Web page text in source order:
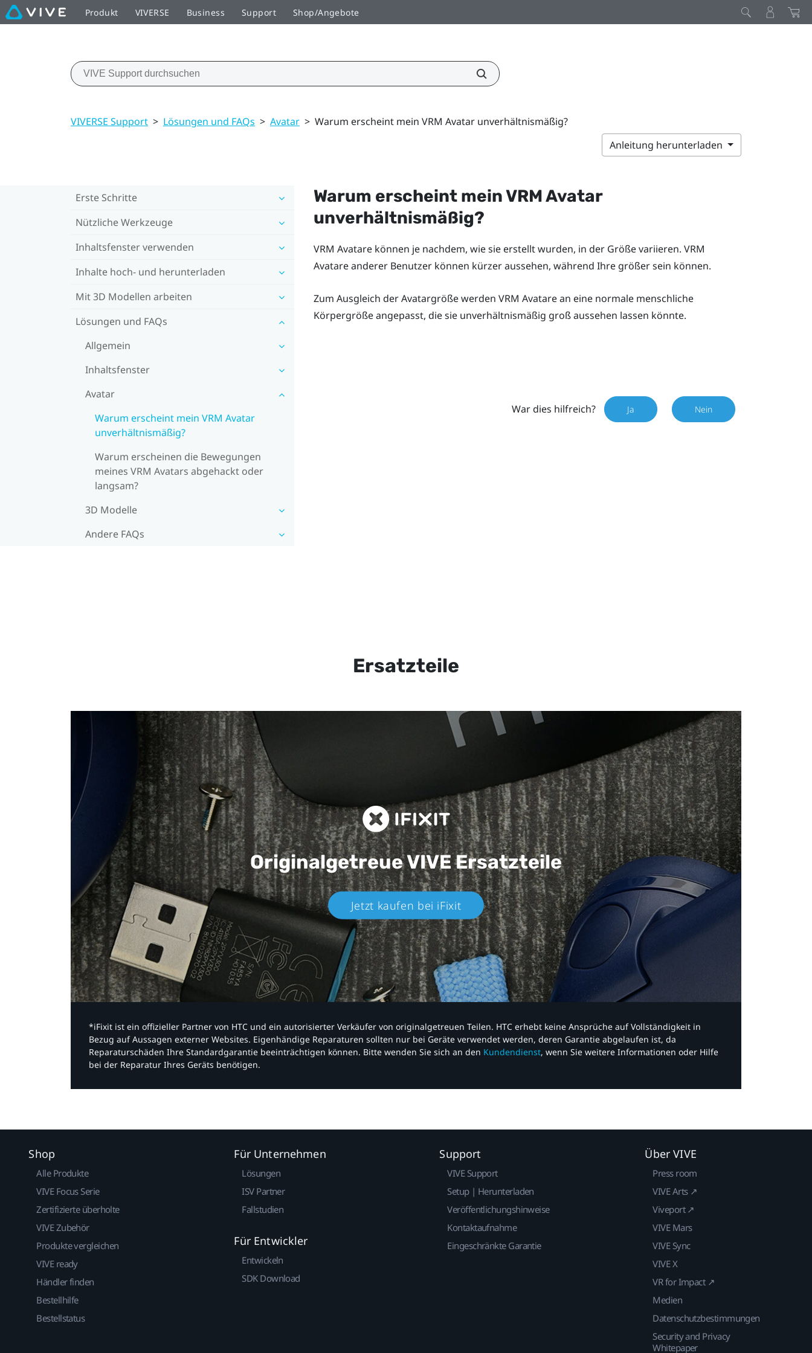
Produkt VIVERSE Business Support Shop/Angebote
VIVERSE Support > Lösungen und FAQs > Avatar > Warum erscheint mein VRM Avatar unverhältnismäßig?
Anleitung herunterladen
Erste Schritte
Nützliche Werkzeuge
Inhaltsfenster verwenden
Inhalte hoch- und herunterladen
Mit 3D Modellen arbeiten
Lösungen und FAQs
Allgemein
Inhaltsfenster
Avatar
Warum erscheint mein VRM Avatar
unverhältnismäßig?
Warum erscheinen die Bewegungen
meines VRM Avatars abgehackt oder
langsam?
3D Modelle
Andere FAQs
Warum erscheint mein VRM Avatar
unverhältnismäßig?
VRM Avatare können je nachdem, wie sie erstellt wurden, in der Größe variieren. VRM
Avatare anderer Benutzer können kürzer aussehen, während Ihre größer sein können.
Zum Ausgleich der Avatargröße werden VRM Avatare an eine normale menschliche
Körpergröße angepasst, die sie unverhältnismäßig groß aussehen lassen könnte.
War dies hilfreich? Ja Nein
Ersatzteile
Originalgetreue VIVEErsatzteile
Jetzt kaufen bei iFixit​
*iFixit ist ein offizieller Partner von HTC und ein autorisierter Verkäufer von originalgetreuen Teilen. HTC erhebt keine Ansprüche auf Vollständigkeit in
Bezug auf Aussagen externer Websites. Eigenhändige Reparaturen sollten nur bei Geräte verwendet werden, deren Garantie abgelaufen ist, da
Reparaturschäden Ihre Standardgarantie beeinträchtigen können. Bitte wenden Sie sich an den Kundendienst, wenn Sie weitere Informationen oder Hilfe
bei der Reparatur Ihres Geräts benötigen.​
Shop
Alle Produkte
VIVE Focus Serie
Zertifizierte überholte
VIVE Zubehör
Produkte vergleichen
VIVE ready
Händler finden
Bestellhilfe
Bestellstatus
Für Unternehmen
Lösungen
ISV Partner
Fallstudien
Für Entwickler
Entwickeln
SDK Download
Support
VIVE Support
Setup | Herunterladen
Veröffentlichungshinweise
Kontaktaufnahme
Eingeschränkte Garantie
Über VIVE
Press room
VIVE Arts ↗
Viveport ↗
VIVE Mars
VIVE Sync
VIVE X
VR for Impact ↗
Medien
Datenschutzbestimmungen
Security and Privacy
Whitepaper